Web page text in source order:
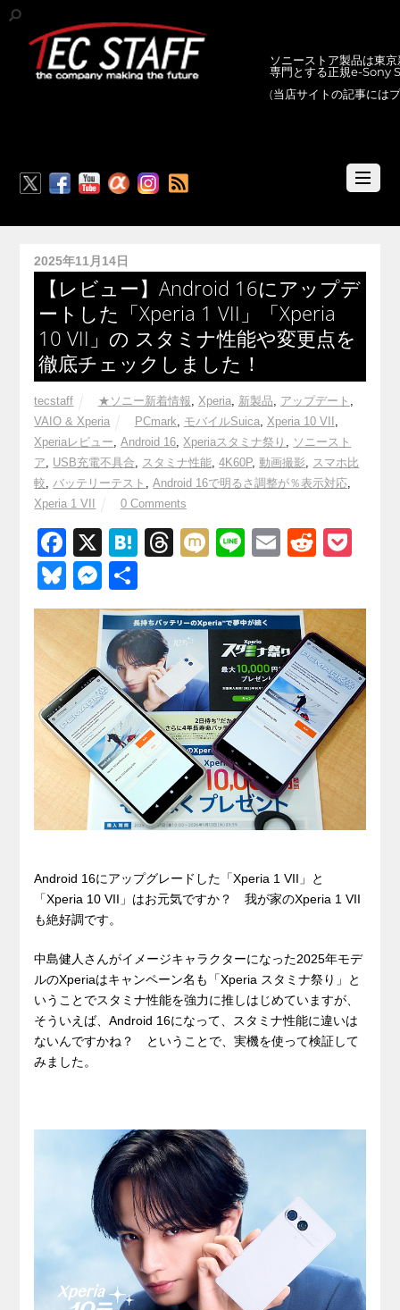
ソニーストア製品は東
専門とする正規e-Sony
(当店サイトの記事には
2025年11月14日
【レビュー】Android 16にアップデ
ートした「Xperia 1 VII」「Xperia
10 VII」の スタミナ性能や変更点を
徹底チェックしました！
tecstaff ★ソニー新着情報, Xperia, 新製品, アップデート ,
VAIO & Xperia
PCmark, モバイルSuica, Xperia 10 VII ,
Xperiaレビュー,Android 16,Xperiaスタミナ祭り , ソニースト
ア, USB充電不具合, スタミナ性能,4K60P,動画撮影, スマホ比
較,バッテリーテスト ,Android 16で明るさ調整が％表示対応,
Xperia 1 VII
0 Comments
F
a
c
b
o
o
k
X
H
e
n
a
T
e
a
d
s
M
Li
e
E
ail
R
d
di
t
ck
et
Bl
u
sk
y
M
e
ss
e
n
g
er
有
Android 16にアップグレードした「Xperia 1 VII」と
「Xperia 10 VII」はお元気ですか？ 我が家のXperia 1 VII
も絶好調です。
中島健人さんがイメージキャラクターになった2025年モデ
ルのXperiaはキャンペーン名も「Xperia スタミナ祭り」と
いうことでスタミナ性能を強力に推しはじめていますが、
そういえば、Android 16になって、スタミナ性能に違いは
ないんですかね？ ということで、実機を使って検証して
みました。